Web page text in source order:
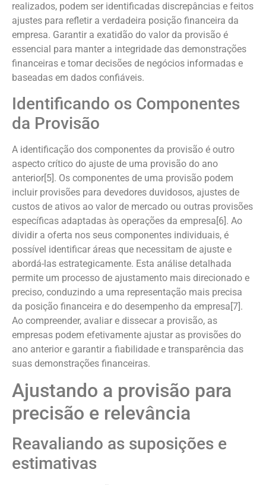
realizados, podem ser identificadas discrepâncias e feitos
ajustes para refletir a verdadeira posição financeira da
empresa. Garantir a exatidão do valor da provisão é
essencial para manter a integridade das demonstrações
financeiras e tomar decisões de negócios informadas e
baseadas em dados confiáveis.
Identificando os Componentes
da Provisão
A identificação dos componentes da provisão é outro
aspecto crítico do ajuste de uma provisão do ano
anterior[5]. Os componentes de uma provisão podem
incluir provisões para devedores duvidosos, ajustes de
custos de ativos ao valor de mercado ou outras provisões
específicas adaptadas às operações da empresa[6]. Ao
dividir a oferta nos seus componentes individuais, é
possível identificar áreas que necessitam de ajuste e
abordá-las estrategicamente. Esta análise detalhada
permite um processo de ajustamento mais direcionado e
preciso, conduzindo a uma representação mais precisa
da posição financeira e do desempenho da empresa[7].
Ao compreender, avaliar e dissecar a provisão, as
empresas podem efetivamente ajustar as provisões do
ano anterior e garantir a fiabilidade e transparência das
suas demonstrações financeiras.
Ajustando a provisão para
precisão e relevância
Reavaliando as suposições e
estimativas